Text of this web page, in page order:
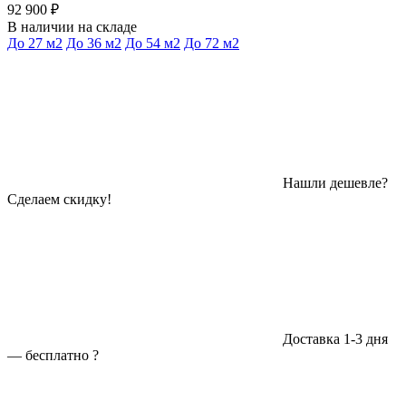
92 900 ₽
В наличии на складе
До 27 м2 До 36 м2 До 54 м2 До 72 м2
Нашли дешевле?
Сделаем скидку!
Доставка 1-3 дня
— бесплатно ?